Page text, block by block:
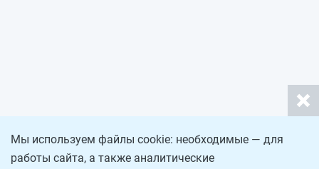
Мы используем файлы cookie: необходимые — для
работы сайта, а также аналитические